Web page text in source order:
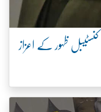
ظہور کے اعزاز